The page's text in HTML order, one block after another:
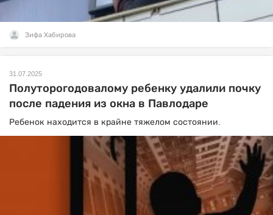
Зифа Хабирова
31.07.2025
Полуторогодовалому ребенку удалили почку
после падения из окна в Павлодаре
Ребенок находится в крайне тяжелом состоянии.